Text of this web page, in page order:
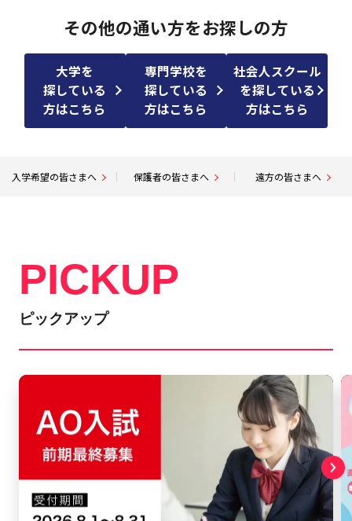
その他の通い方をお探しの方
大学を
探している
方はこちら
専門学校を
探している
方はこちら
社会人スクール
を探している
方はこちら
入学希望の皆さまへ 保護者の皆さまへ 遠方の皆さまへ
PICKUP
ピックアップ